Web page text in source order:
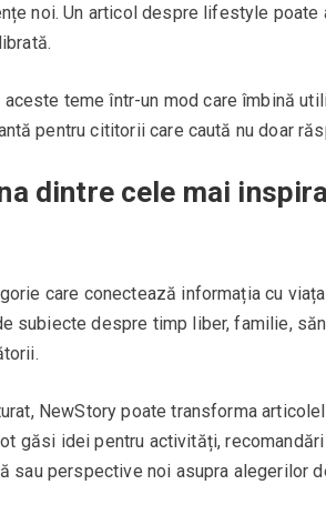
noi. Un articol despre lifestyle
teme într-un mod care îmbină
pentru cititorii care caută nu doar
dintre cele mai
care conectează informația cu
subiecte despre timp liber, familie,
NewStory poate transforma
găsi idei pentru activități,
sau perspective noi asupra alegerilor